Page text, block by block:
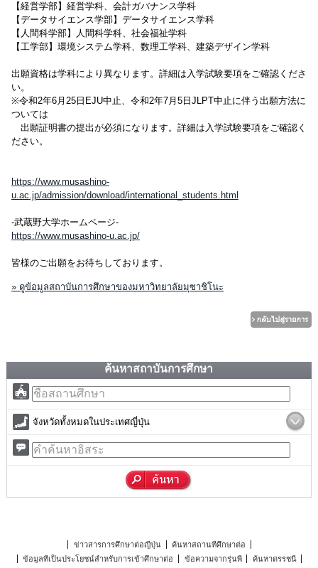
【経営学部】経営学科、会計ガバナンス学科
【データサイエンス学部】データサイエンス学科
【人間科学部】人間科学科、社会福祉学科
【工学部】環境システム学科、数理工学科、建築デザイン学科
出願資格は学科により異なります。詳細は入学試験要項をご確認くださ
い。
※令和2年6月25日EJU中止、令和2年7月5日JLPT中止に伴う出願方法に
ついては
出願証明書の提出が必須になります。詳細は入学試験要項をご確認く
ださい。
https://www.musashino-
u.ac.jp/admission/download/international_students.html
-武蔵野大学ホームページ-
https://www.musashino-u.ac.jp/
皆様のご出願をお待ちしております。
» ดูข้อมูลสถาบันการศึกษาของมหาวิทยาลัยมุซาชิโนะ
ค้นหาสถาบันการศึกษา
จังหวัดทั้งหมดในประเทศญี่ปุ่น
ข่าวสารการศึกษาต่อญี่ปุ่น
ค้นหาสถานที่ศึกษาต่อ
ข้อมูลที่เป็นประโยชน์สำหรับการเข้าศึกษาต่อ
ข้อความจากรุ่นพี่
ค้นหาดรรชนี